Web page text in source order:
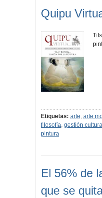
Quipu
Etiquetas: arte, arte
filosofía, gestión cultural
pintura
El 56% de
que se